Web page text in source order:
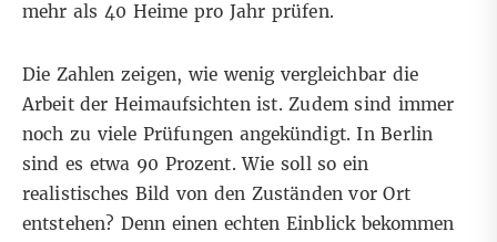
mehr als 40 Heime pro Jahr prüfen.
Die Zahlen zeigen, wie wenig vergleichbar die
Arbeit der Heimaufsichten ist. Zudem sind immer
noch zu viele Prüfungen angekündigt. In Berlin
sind es etwa 90 Prozent. Wie soll so ein
realistisches Bild von den Zuständen vor Ort
entstehen? Denn einen echten Einblick bekommen